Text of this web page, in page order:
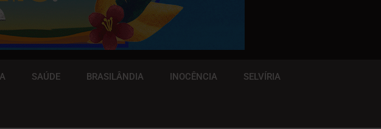
SAÚDE BRASILÂNDIA INOCÊNCIA SELVÍRIA